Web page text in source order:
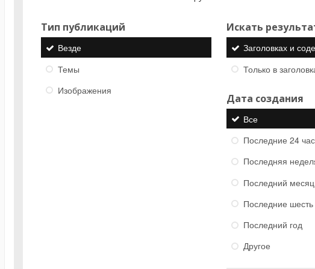
Тип публикаций
Везде
Темы
Изображения
Искать
Заголовках и
Только в
Дата создания
Все
Последние 24
Последняя
Последний месяц
Последние
Последний год
Другое